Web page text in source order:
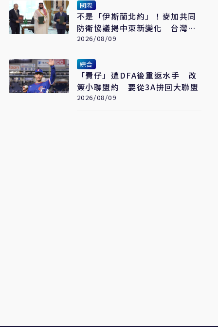
國際
不是「伊斯蘭北約」！麥加共同
防衛協議揭中東新變化 台灣該
看懂「多層次安全」
2026/08/09
綜合
「費仔」遭DFA後重返水手 改
簽小聯盟約 要從3A拚回大聯盟
2026/08/09